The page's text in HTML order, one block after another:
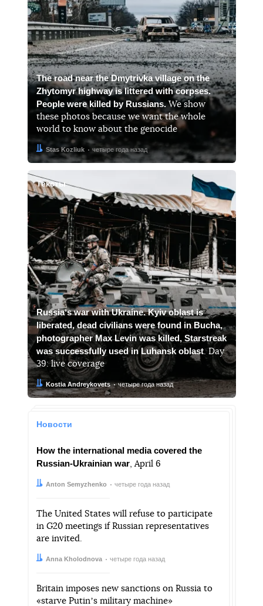
The road near the Dmytrivka village on the
Zhytomyr highway is littered with corpses.
People were killed by Russians.We show
these photos because we want the whole
world to know about the genocide
Автор:
Stas Kozliuk
Дата: четыре года назад
Тексты
Russiaʼs war with Ukraine. Kyiv oblast is
liberated, dead civilians were found in Bucha,
photographer Max Levin was killed, Starstreak
was successfully used in Luhansk oblast. Day
39: live coverage
Автор:
Kostia Andreykovets
Дата: четыре года назад
Новости
How the international media covered the
Russian-Ukrainian war, April 6
Автор:Anton Semyzhenko
Дата: четыре года назад
The United States will refuse to participate
in G20 meetings if Russian representatives
are invited.
Автор:Anna Kholodnova
Дата: четыре года назад
Britain imposes new sanctions on Russia to
«starve Putinʼs military machine»